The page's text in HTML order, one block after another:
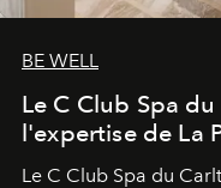
BE WELL
Le C Club Spa
l'expertise de La
Le C Club Spa du